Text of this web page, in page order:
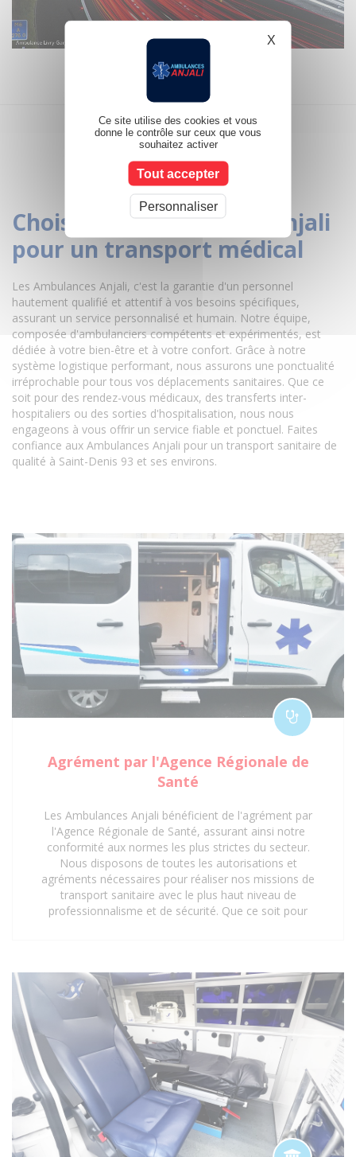
Choisir les ambulances Anjali
pour un transport médical
Les Ambulances Anjali, c'est la garantie d'un personnel
hautement qualifié et attentif à vos besoins spécifiques,
assurant un service personnalisé et humain. Notre équipe,
composée d'ambulanciers compétents et expérimentés, est
dédiée à votre bien-être et à votre confort. Grâce à notre
système logistique performant, nous assurons une ponctualité
irréprochable pour tous vos déplacements sanitaires. Que ce
soit pour des rendez-vous médicaux, des transferts inter-
hospitaliers ou des sorties d'hospitalisation, nous nous
engageons à vous offrir un service fiable et ponctuel. Faites
confiance aux Ambulances Anjali pour un transport sanitaire de
qualité à Saint-Denis 93 et ses environs.
Agrément par l'Agence Régionale de
Santé
Les Ambulances Anjali bénéficient de l'agrément par
l'Agence Régionale de Santé, assurant ainsi notre
conformité aux normes les plus strictes du secteur.
Nous disposons de toutes les autorisations et
agréments nécessaires pour réaliser nos missions de
transport sanitaire avec le plus haut niveau de
professionnalisme et de sécurité. Que ce soit pour
en charge optimale et réglementaire. Faites
confiance à notre expertise et à nos agréments pour
un service de transport sanitaire fiable et sécurisé à
Saint-Denis 93 et ses environs.
Ce site utilise des cookies et vous
donne le contrôle sur ceux que vous
souhaitez activer
Tout accepter
Personnaliser
X Masquer le